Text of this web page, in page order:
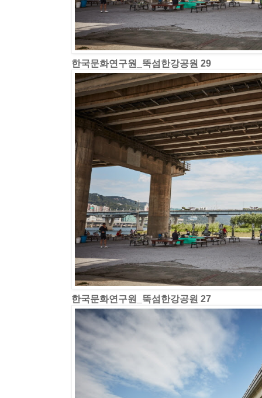
한국문화연구원_뚝섬한강공원 29
한국문화연구원_뚝섬한강공원 27